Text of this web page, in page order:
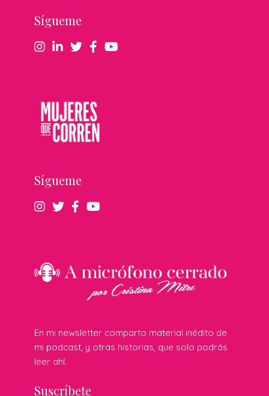
Sígueme
Sígueme
En mi newsletter comparto material inédito de
mi podcast, y otras historias, que solo podrás
leer ahí.
Suscríbete